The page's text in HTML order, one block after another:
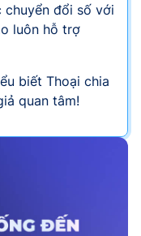
chuyển đổi số với
luôn hỗ trợ
biết Thoại chia
quan tâm!